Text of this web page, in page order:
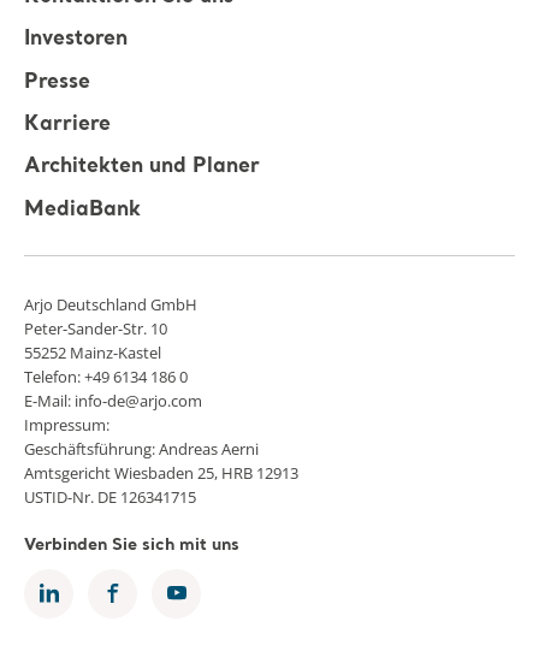
Investoren
Presse
Karriere
Architekten und Planer
MediaBank
Arjo Deutschland GmbH
Peter-Sander-Str. 10
55252 Mainz-Kastel
Telefon: +49 6134 186 0
E-Mail: info-de@arjo.com
Impressum:
Geschäftsführung: Andreas Aerni
Amtsgericht Wiesbaden 25, HRB 12913
USTID-Nr. DE 126341715
Verbinden Sie sich mit uns